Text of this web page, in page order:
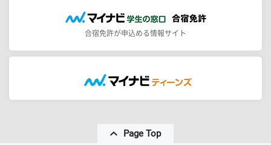
合宿免許が申込める情報サイト
Page Top